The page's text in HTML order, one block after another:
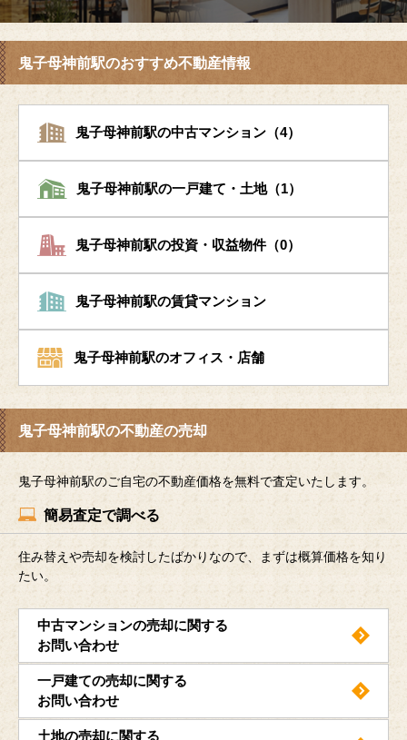
鬼子母神前駅のおすすめ不動産情報
鬼子母神前駅の中古マンション（4）
鬼子母神前駅の一戸建て・土地（1）
鬼子母神前駅の投資・収益物件（0）
鬼子母神前駅の賃貸マンション
鬼子母神前駅のオフィス・店舗
鬼子母神前駅の不動産の売却
鬼子母神前駅のご自宅の不動産価格を無料で査定いたします。
簡易査定で調べる
住み替えや売却を検討したばかりなので、まずは概算価格を知り
たい。
中古マンションの売却に関する
お問い合わせ
一戸建ての売却に関する
お問い合わせ
土地の売却に関する